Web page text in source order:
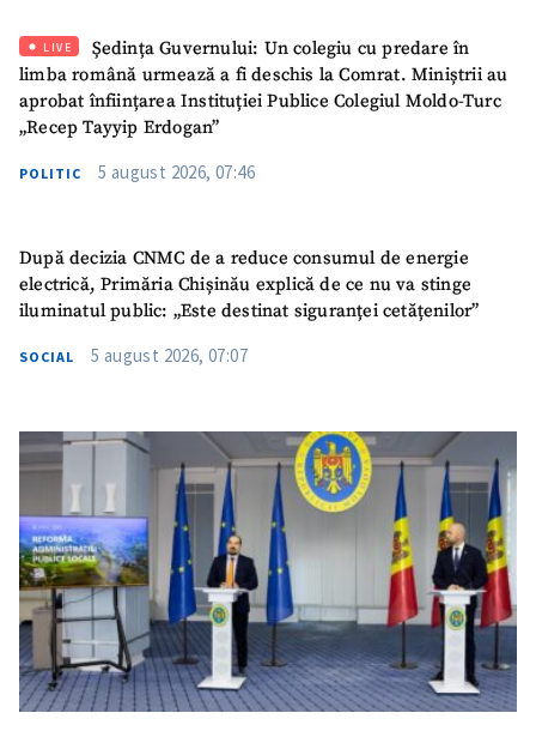
LIVE
Ședința Guvernului: Un colegiu cu predare în
limba română urmează a fi deschis la Comrat. Miniștrii au
aprobat înființarea Instituției Publice Colegiul Moldo-Turc
„Recep Tayyip Erdogan”
POLITIC 5 august 2026, 07:46
După decizia CNMC de a reduce consumul de energie
electrică, Primăria Chișinău explică de ce nu va stinge
iluminatul public: „Este destinat siguranței cetățenilor”
SOCIAL 5 august 2026, 07:07